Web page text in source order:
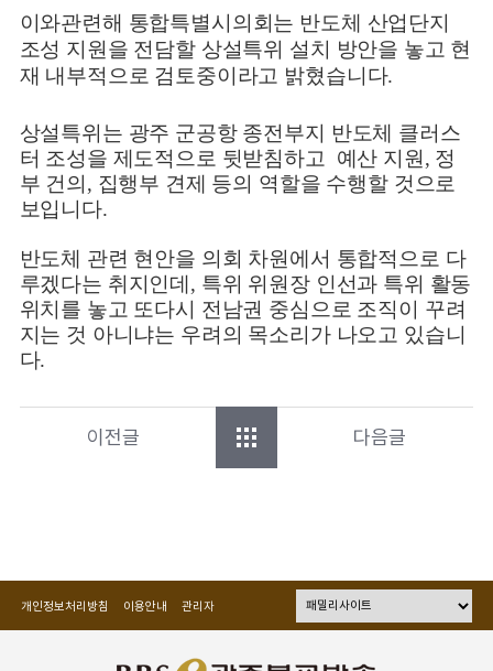
이와관련해 통합특별시의회는 반도체 산업단지
조성 지원을 전담할 상설특위 설치 방안을 놓고 현
재 내부적으로 검토중이라고 밝혔습니다.
상설특위는 광주 군공항 종전부지 반도체 클러스
터 조성을 제도적으로 뒷받침하고 예산 지원, 정
부 건의, 집행부 견제 등의 역할을 수행할 것으로
보입니다.
반도체 관련 현안을 의회 차원에서 통합적으로 다
루겠다는 취지인데, 특위 위원장 인선과 특위 활동
위치를 놓고 또다시 전남권 중심으로 조직이 꾸려
지는 것 아니냐는 우려의 목소리가 나오고 있습니
다.
이전글 다음글
개인정보처리방침 이용안내 관리자